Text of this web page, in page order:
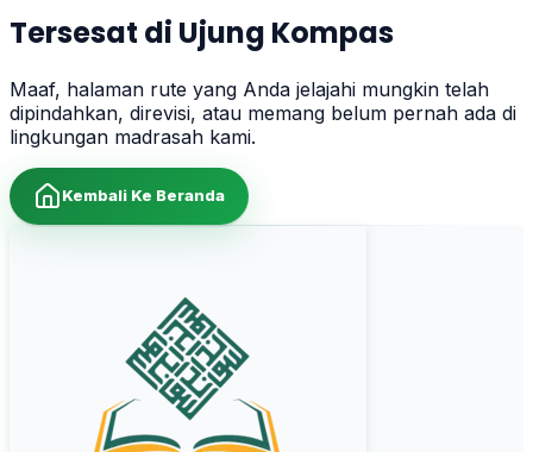
Tersesat di Ujung Kompas
Maaf, halaman rute yang Anda jelajahi mungkin telah
dipindahkan, direvisi, atau memang belum pernah ada di
lingkungan madrasah kami.
Kembali Ke Beranda